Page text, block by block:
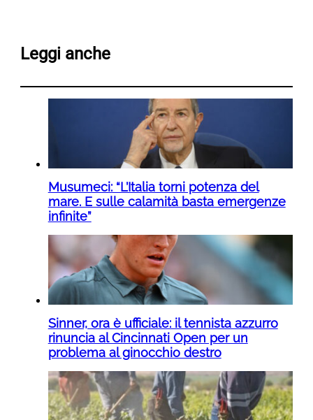
Leggi anche
Musumeci: “L’Italia torni potenza del
mare. E sulle calamità basta emergenze
infinite”
Sinner, ora è ufficiale: il tennista azzurro
rinuncia al Cincinnati Open per un
problema al ginocchio destro